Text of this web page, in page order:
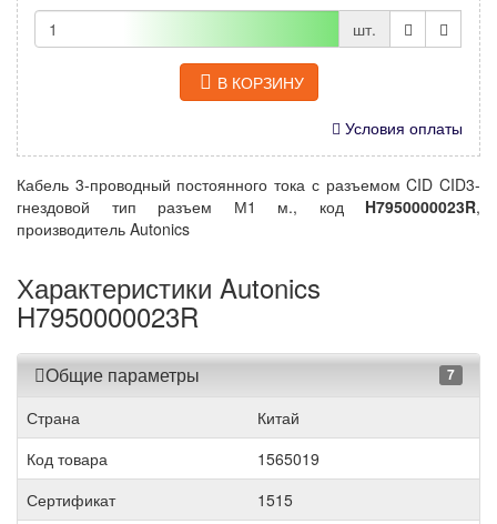
шт.
В КОРЗИНУ
Условия оплаты
Кабель 3-проводный постоянного тока с разъемом CID CID3-
гнездовой тип разъем М1 м., код H7950000023R,
производитель Autonics
Характеристики Autonics
H7950000023R
Общие параметры 7
Страна
Китай
Код товара
1565019
Сертификат
1515